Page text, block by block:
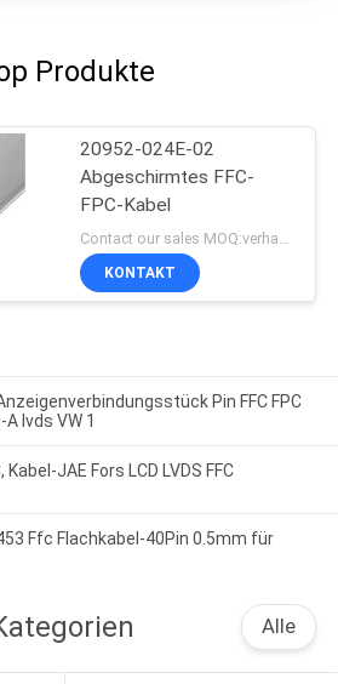
Produkte
20952-024E-02
Abgeschirmtes FFC-
FPC-Kabel
KONTAKT
Pin FFC FPC
lvds VW 1
Kabel-JAE Fors LCD LVDS FFC
Ffc Flachkabel-40Pin 0.5mm für
Alle